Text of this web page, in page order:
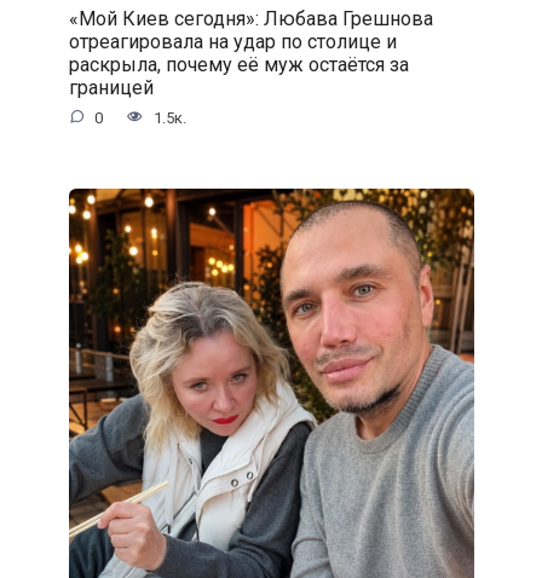
«Мой Киев сегодня»: Любава Грешнова
отреагировала на удар по столице и
раскрыла, почему её муж остаётся за
границей
0 1.5к.